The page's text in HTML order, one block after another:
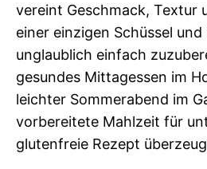
vereint Geschmack, Textur
einer einzigen Schüssel
unglaublich einfach
gesundes Mittagessen im
leichter Sommerabend im
vorbereitete Mahlzeit für
glutenfreie Rezept